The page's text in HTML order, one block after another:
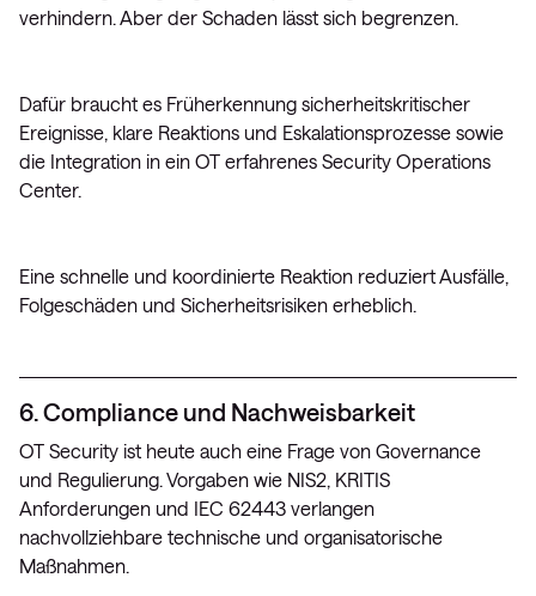
verhindern. Aber der Schaden lässt sich begrenzen.
Dafür braucht es Früherkennung sicherheitskritischer
Ereignisse, klare Reaktions und Eskalationsprozesse sowie
die Integration in ein OT erfahrenes Security Operations
Center.
Eine schnelle und koordinierte Reaktion reduziert Ausfälle,
Folgeschäden und Sicherheitsrisiken erheblich.
6. Compliance und Nachweisbarkeit
OT Security ist heute auch eine Frage von Governance
und Regulierung. Vorgaben wie NIS2, KRITIS
Anforderungen und IEC 62443 verlangen
nachvollziehbare technische und organisatorische
Maßnahmen.